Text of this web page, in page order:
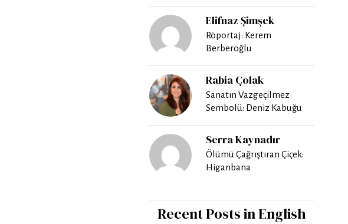
Elifnaz Şimşek
Röportaj: Kerem
Berberoğlu
Rabia Çolak
Sanatın Vazgeçilmez
Sembolü: Deniz Kabuğu
Serra Kaynadır
Ölümü Çağrıştıran Çiçek:
Higanbana
Recent Posts in English